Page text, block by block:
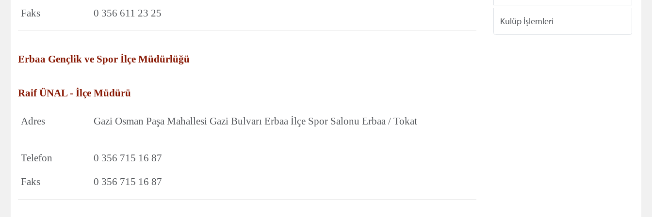
Faks 0 356 611 23 25
Erbaa Gençlik ve Spor İlçe Müdürlüğü
Raif ÜNAL - İlçe Müdürü
Adres Gazi Osman Paşa Mahallesi Gazi Bulvarı Erbaa İlçe Spor Salonu Erbaa / Tokat
Telefon 0 356 715 16 87
Faks 0 356 715 16 87
Kulüp İşlemleri